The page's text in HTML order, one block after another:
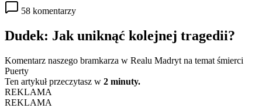
58 komentarzy
Dudek: Jak uniknąć kolejnej tragedii?
Komentarz naszego bramkarza w Realu Madryt na temat śmierci
Puerty
Ten artykuł przeczytasz w 2 minuty.
REKLAMA
REKLAMA